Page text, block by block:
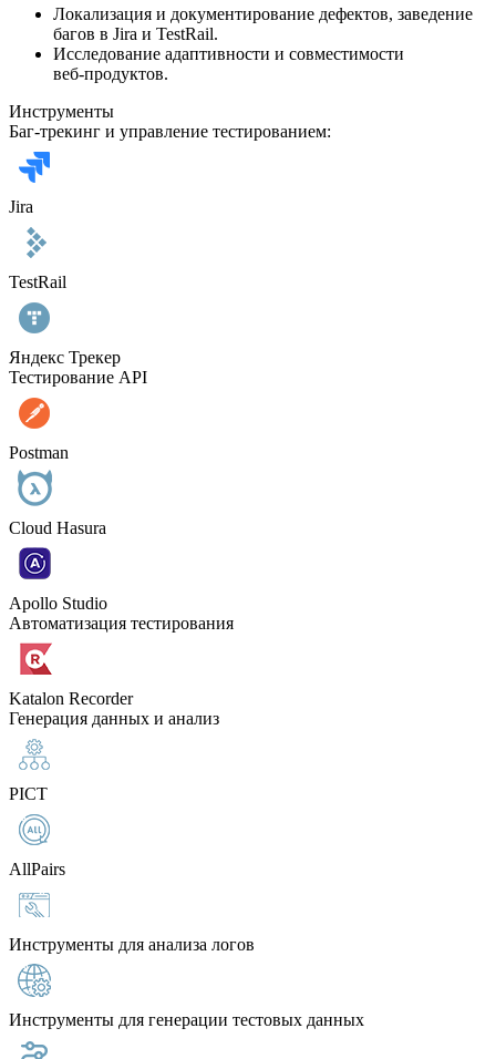
Локализация и документирование дефектов, заведение
багов в Jira и TestRail.
Исследование адаптивности и совместимости
веб‑продуктов.
Инструменты
Баг‑трекинг и управление тестированием:
Jira
TestRail
Яндекс Трекер
Тестирование API
Postman
Cloud Hasura
Apollo Studio
Автоматизация тестирования
Katalon Recorder
Генерация данных и анализ
PICT
AllPairs
Инструменты для анализа логов
Инструменты для генерации тестовых данных